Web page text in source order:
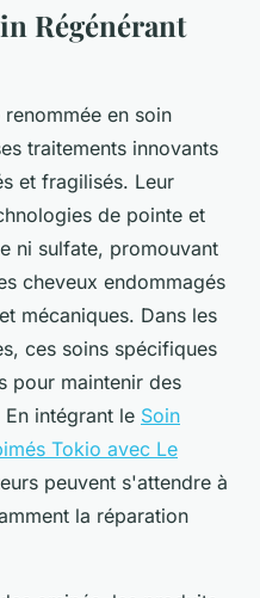
Régénérant
en soin
traitements innovants
et fragilisés. Leur
de pointe et
ni sulfate, promouvant
cheveux endommagés
mécaniques. Dans les
ces soins spécifiques
pour maintenir des
intégrant le Soin
Tokio avec Le
peuvent s'attendre à
la réparation